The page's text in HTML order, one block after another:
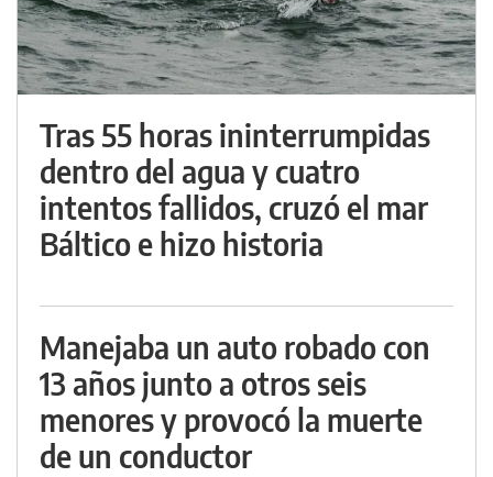
Tras 55 horas ininterrumpidas
dentro del agua y cuatro
intentos fallidos, cruzó el mar
Báltico e hizo historia
Manejaba un auto robado con
13 años junto a otros seis
menores y provocó la muerte
de un conductor